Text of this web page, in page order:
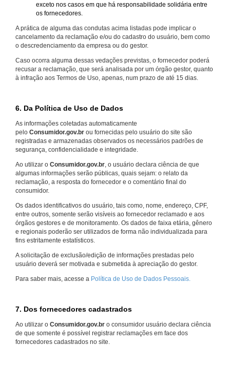
exceto nos casos em que há responsabilidade solidária entre
os fornecedores.
A prática de alguma das condutas acima listadas pode implicar o
cancelamento da reclamação e/ou do cadastro do usuário, bem como
o descredenciamento da empresa ou do gestor.
Caso ocorra alguma dessas vedações previstas, o fornecedor poderá
recusar a reclamação, que será analisada por um órgão gestor, quanto
à infração aos Termos de Uso, apenas, num prazo de até 15 dias.
6. Da Política de Uso de Dados
As informações coletadas automaticamente
pelo Consumidor.gov.br ou fornecidas pelo usuário do site são
registradas e armazenadas observados os necessários padrões de
segurança, confidencialidade e integridade.
Ao utilizar o Consumidor.gov.br , o usuário declara ciência de que
algumas informações serão públicas, quais sejam: o relato da
reclamação, a resposta do fornecedor e o comentário final do
consumidor.
Os dados identificativos do usuário, tais como, nome, endereço, CPF,
entre outros, somente serão visíveis ao fornecedor reclamado e aos
órgãos gestores e de monitoramento. Os dados de faixa etária, gênero
e regionais poderão ser utilizados de forma não individualizada para
fins estritamente estatísticos.
A solicitação de exclusão/edição de informações prestadas pelo
usuário deverá ser motivada e submetida à apreciação do gestor.
Para saber mais, acesse a Política de Uso de Dados Pessoais.
7. Dos fornecedores cadastrados
Ao utilizar o Consumidor.gov.br o consumidor usuário declara ciência
de que somente é possível registrar reclamações em face dos
fornecedores cadastrados no site.